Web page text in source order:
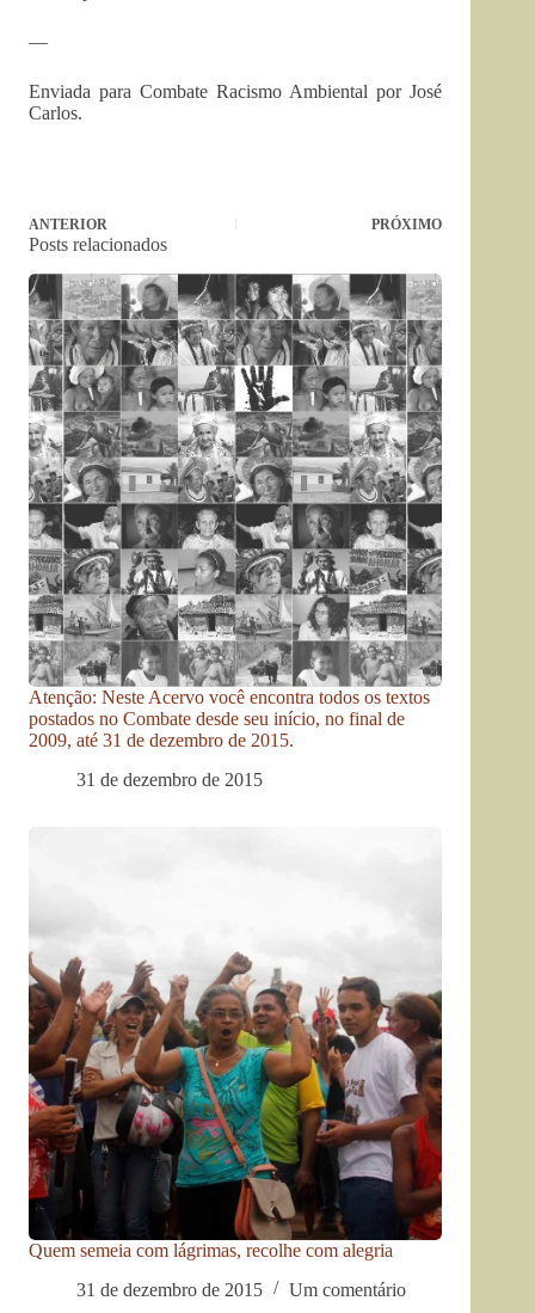
—
Enviada para Combate Racismo Ambiental por José
Carlos.
ANTERIOR PRÓXIMO
Posts relacionados
Atenção: Neste Acervo você encontra todos os textos
postados no Combate desde seu início, no final de
2009, até 31 de dezembro de 2015.
31 de dezembro de 2015
Quem semeia com lágrimas, recolhe com alegria
31 de dezembro de 2015
Um comentário